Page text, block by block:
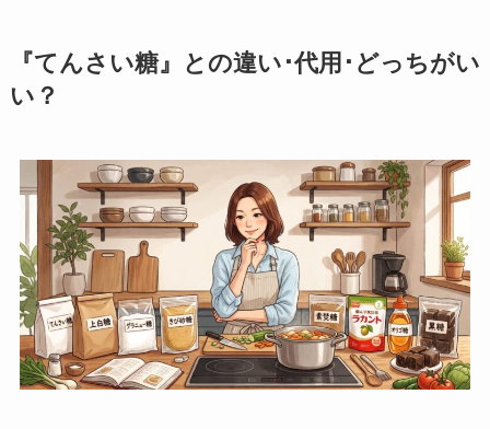
『てんさい糖』
との違い･代用･どっちがい
い？